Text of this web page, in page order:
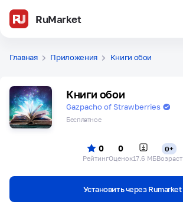
RuMarket
Главная Приложения Книги обои
Книги обои
Gazpacho of Strawberries
Бесплатное
0
Рейтинг
0
Оценок17.6 МБ
0+
Возраст
Установить через Rumarket